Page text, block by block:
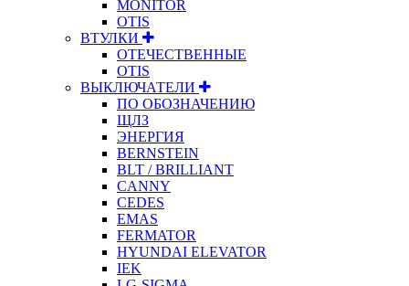
MONITOR
OTIS
ВТУЛКИ
ОТЕЧЕСТВЕННЫЕ
OTIS
ВЫКЛЮЧАТЕЛИ
ПО ОБОЗНАЧЕНИЮ
ЩЛЗ
ЭНЕРГИЯ
BERNSTEIN
BLT / BRILLIANT
CANNY
CEDES
EMAS
FERMATOR
HYUNDAI ELEVATOR
IEK